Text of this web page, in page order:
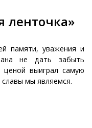
ленточка»
памяти, уважения и
не дать забыть
выиграл самую
мы являемся.